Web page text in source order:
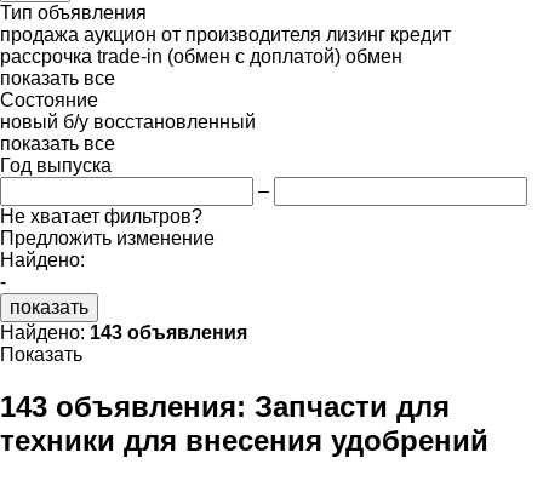
Тип объявления
продажа аукцион от производителя лизинг кредит
рассрочка trade-in (обмен с доплатой) обмен
показать все
Состояние
новый б/у восстановленный
показать все
Год выпуска
–
Не хватает фильтров?
Предложить изменение
Найдено:
-
показать
Найдено: 143 объявления
Показать
143 объявления: Запчасти для
техники для внесения удобрений